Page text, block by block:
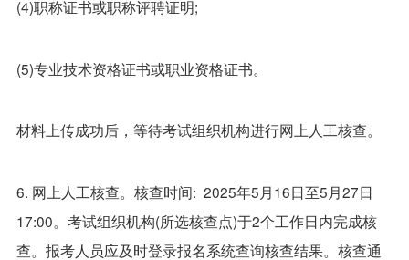
(4)职称证书或职称评聘证明;
(5)专业技术资格证书或职业资格证书。
材料上传成功后，等待考试组织机构进行网上人工核查。
6. 网上人工核查。核查时间: 2025年5月16日至5月27日
17:00。考试组织机构(所选核查点)于2个工作日内完成核
查。报考人员应及时登录报名系统查询核查结果。核查通